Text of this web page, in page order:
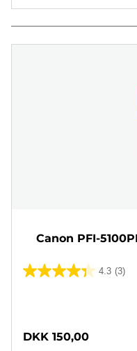
Canon PFI-
4.3 (3)
4.3
stjerner.
DKK 150,00